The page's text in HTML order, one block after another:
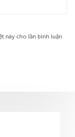
này cho lần bình luận